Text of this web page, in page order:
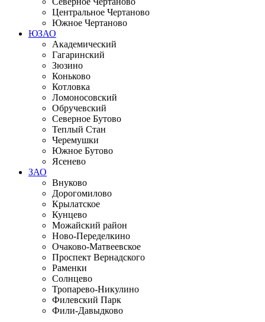
Центральное Чертаново
Южное Чертаново
ЮЗАО
Академический
Гагаринский
Зюзино
Коньково
Котловка
Ломоносовский
Обручевский
Северное Бутово
Теплый Стан
Черемушки
Южное Бутово
Ясенево
ЗАО
Внуково
Дорогомилово
Крылатское
Кунцево
Можайский район
Ново-Переделкино
Очаково-Матвеевское
Проспект Вернадского
Раменки
Солнцево
Тропарево-Никулино
Филевский Парк
Фили-Давыдково